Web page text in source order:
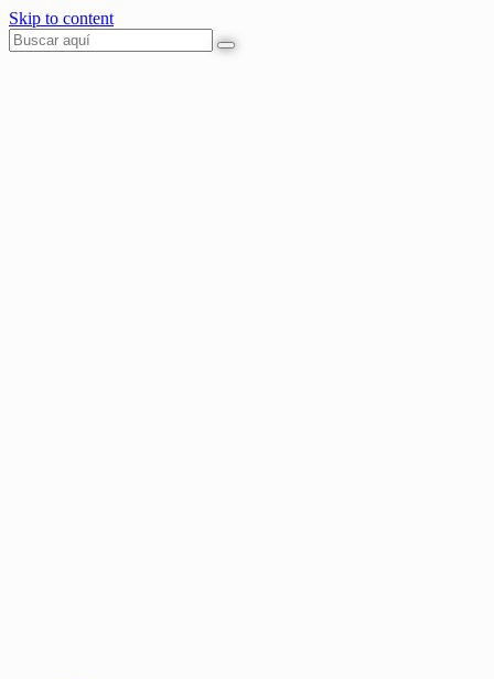
Skip to content